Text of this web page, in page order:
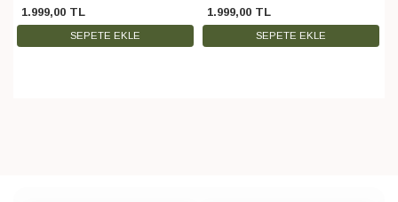
1.999,00 TL
SEPETE EKLE
1.999,00 TL
SEPETE EKLE